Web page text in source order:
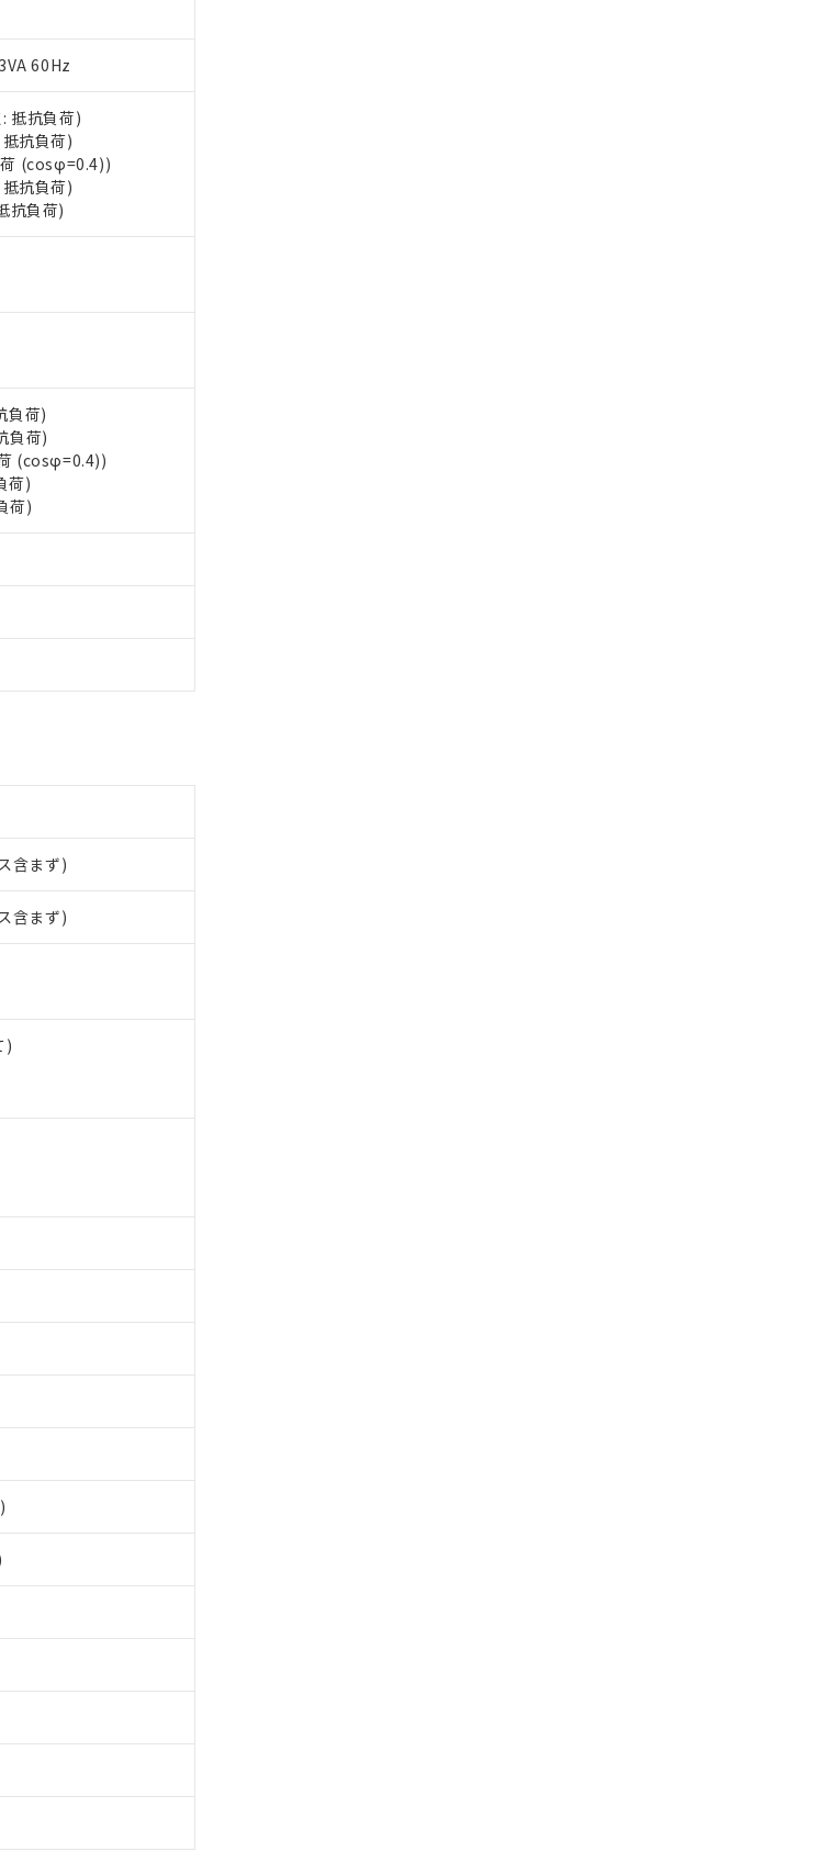
60Hz
抵抗負荷)
抗負荷)
(cosφ=0.4))
抗負荷)
抗負荷)
負荷)
負荷)
(cosφ=0.4))
荷)
荷)
含まず)
含まず)
)
ご利用ください。
扱商品の当社在庫状況および標準価格(税抜)を提供させていただ
本サービスの対象外となる商品もあることをご了承ください。
様のお取引先、またはお客様担当のオムロン制御機器販売店・
事前の承諾なく第三者に漏洩または開示しないようお願いしま
登録された部品リストについて、当社および当社の共同利用者
客様との取引・商談に必要な範囲で利用することをご了承くだ
の共同利用に関して"
の「1.共同利用者の範囲」に記載されて
非含有に対応した製品が提供可能な商品です。
有に対応した製品に切り替える予定のある商品です。
非含有に非対応の商品で、対応品を出す予定はありません。
非含有の対応状況を調査中または確認中の商品です。
害物質有無と関係のない商品です。
ミウム(Cd) 100ppm以下、
類(PBB) 1000ppm以下、ポリ臭化ジフェニルエーテル類(PBDE) 1000ppm以下、
1000ppm以下、フタル酸ブチルベンジル（BBP） 1000ppm以下、フタル酸ジブチ
が前後することがあります。
とができます。
もので、過去に遡って非含有を証明するものではありません。
ていることから、特段のことがない限り、2022年1月12日よ
基準値以下であることを示します。
基準値を超えていることを示します。
い合わせください。
質が外部に漏えいし、環境に深刻な影響を及ぼさない年数を意
場合は、日本国政府の輸出許可(または役務取引許可)を取得する
場合は、上記1、2および3の内容を当該第三者に通知します。
る関係者が違法に輸出するおそれがある場合は、取り引きをい
は、お客様のお取引先、またはお客様担当のオムロン制御